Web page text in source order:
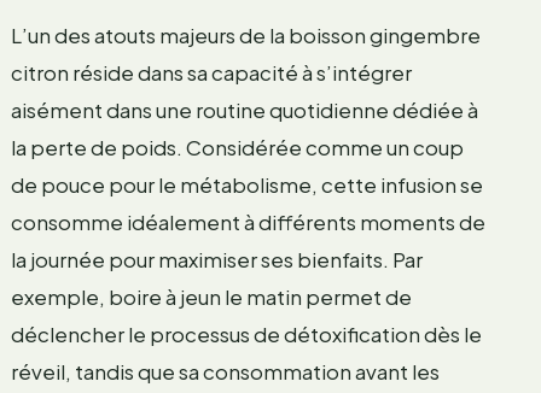
L’un des atouts majeurs de la boisson gingembre
citron réside dans sa capacité à s’intégrer
aisément dans une routine quotidienne dédiée à
la perte de poids. Considérée comme un coup
de pouce pour le métabolisme, cette infusion se
consomme idéalement à différents moments de
la journée pour maximiser ses bienfaits. Par
exemple, boire à jeun le matin permet de
déclencher le processus de détoxification dès le
réveil, tandis que sa consommation avant les